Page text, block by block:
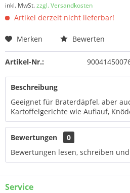
inkl. MwSt.zzgl. Versandkosten
Artikel derzeit nicht lieferbar!
Merken Bewerten
Artikel-Nr.:
Beschreibung
Geeignet für Braterdäpfel, aber
Kartoffelgerichte wie Auflauf,
Bewertungen
0
Bewertungen lesen, schreiben
Service